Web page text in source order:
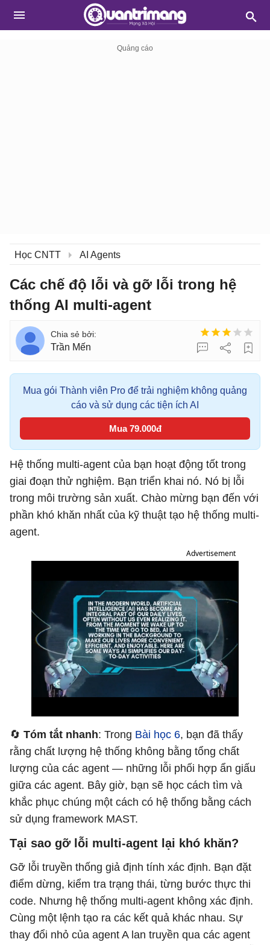
Học CNTT AI Agents
Các chế độ lỗi và gỡ lỗi trong hệ
thống AI multi-agent
Trần Mến
Mua gói Thành viên Pro để trải nghiệm không quảng
cáo và sử dụng các tiện ích AI
Mua 79.000đ
Hệ thống multi-agent của bạn hoạt động tốt trong
giai đoạn thử nghiệm. Bạn triển khai nó. Nó bị lỗi
trong môi trường sản xuất. Chào mừng bạn đến với
phần khó khăn nhất của kỹ thuật tạo hệ thống multi-
agent.
Advertisement
🔄 Tóm tắt nhanh: Trong Bài học 6, bạn đã thấy
rằng chất lượng hệ thống không bằng tổng chất
lượng của các agent — những lỗi phối hợp ẩn giấu
giữa các agent. Bây giờ, bạn sẽ học cách tìm và
khắc phục chúng một cách có hệ thống bằng cách
sử dụng framework MAST.
Tại sao gỡ lỗi multi-agent lại khó khăn?
Gỡ lỗi truyền thống giả định tính xác định. Bạn đặt
điểm dừng, kiểm tra trạng thái, từng bước thực thi
code. Nhưng hệ thống multi-agent không xác định.
Cùng một lệnh tạo ra các kết quả khác nhau. Sự
thay đổi nhỏ của agent A lan truyền qua các agent